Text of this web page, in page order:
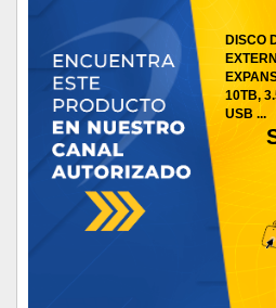
DISCO
10TB,
USB ...